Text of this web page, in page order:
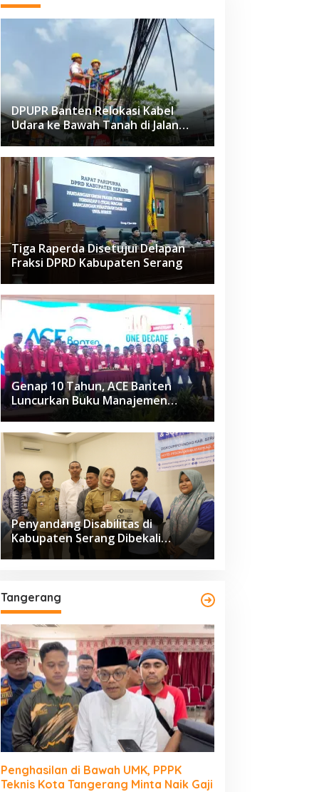
DPUPR Banten Relokasi Kabel
Udara ke Bawah Tanah di Jalan
Raden Fatah Ciledug
Tiga Raperda Disetujui Delapan
Fraksi DPRD Kabupaten Serang
Genap 10 Tahun, ACE Banten
Luncurkan Buku Manajemen
Fasilitas
Penyandang Disabilitas di
Kabupaten Serang Dibekali
Pelatihan Pengolahan Hasil
Tangerang
Penghasilan di Bawah UMK, PPPK
Teknis Kota Tangerang Minta Naik Gaji